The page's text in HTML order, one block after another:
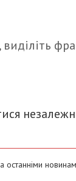
останніми